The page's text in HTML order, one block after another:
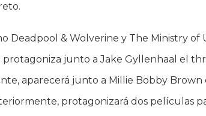
Deadpool & Wolverine y The Ministry
junto a Jake Gyllenhaal el
aparecerá junto a Millie Bobby
protagonizará dos películas